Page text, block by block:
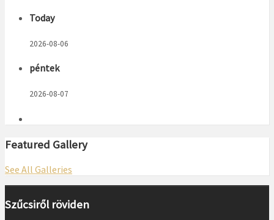
Today
2026-08-06
péntek
2026-08-07
Featured Gallery
See All Galleries
Szűcsiről röviden